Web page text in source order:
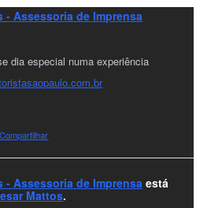
- Assessoria de Imprensa
dia especial numa experiência
Compartilhar
- Assessoria de Imprensa está
Mattos.